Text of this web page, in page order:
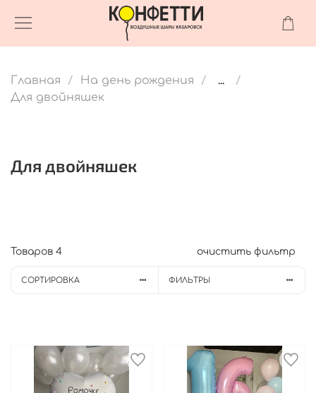
Главная На день рождения
...
Для двойняшек
Для двойняшек
Товаров 4 очистить фильтр
СОРТИРОВКА ФИЛЬТРЫ